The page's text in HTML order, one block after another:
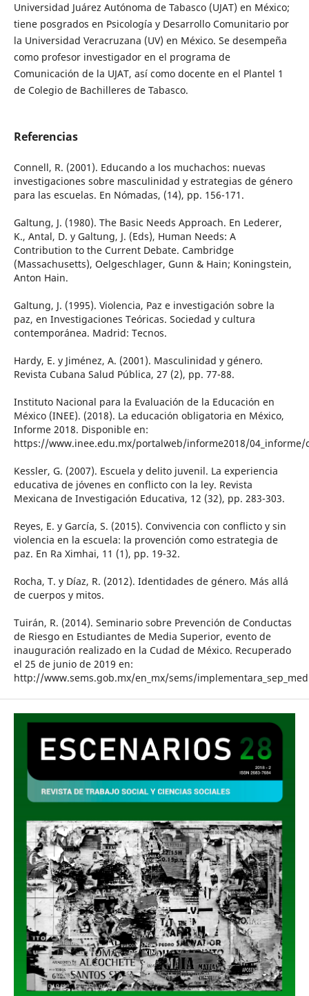
Universidad Juárez Autónoma de Tabasco (UJAT) en México;
tiene posgrados en Psicología y Desarrollo Comunitario por
la Universidad Veracruzana (UV) en México. Se desempeña
como profesor investigador en el programa de
Comunicación de la UJAT, así como docente en el Plantel 1
de Colegio de Bachilleres de Tabasco.
Referencias
Connell, R. (2001). Educando a los muchachos: nuevas
investigaciones sobre masculinidad y estrategias de género
para las escuelas. En Nómadas, (14), pp. 156-171.
Galtung, J. (1980). The Basic Needs Approach. En Lederer,
K., Antal, D. y Galtung, J. (Eds), Human Needs: A
Contribution to the Current Debate. Cambridge
(Massachusetts), Oelgeschlager, Gunn & Hain; Koningstein,
Anton Hain.
Galtung, J. (1995). Violencia, Paz e investigación sobre la
paz, en Investigaciones Teóricas. Sociedad y cultura
contemporánea. Madrid: Tecnos.
Hardy, E. y Jiménez, A. (2001). Masculinidad y género.
Revista Cubana Salud Pública, 27 (2), pp. 77-88.
Instituto Nacional para la Evaluación de la Educación en
México (INEE). (2018). La educación obligatoria en México,
Informe 2018. Disponible en:
https://www.inee.edu.mx/portalweb/informe2018/04_informe/
Kessler, G. (2007). Escuela y delito juvenil. La experiencia
educativa de jóvenes en conflicto con la ley. Revista
Mexicana de Investigación Educativa, 12 (32), pp. 283-303.
Reyes, E. y García, S. (2015). Convivencia con conflicto y sin
violencia en la escuela: la provención como estrategia de
paz. En Ra Ximhai, 11 (1), pp. 19-32.
Rocha, T. y Díaz, R. (2012). Identidades de género. Más allá
de cuerpos y mitos.
Tuirán, R. (2014). Seminario sobre Prevención de Conductas
de Riesgo en Estudiantes de Media Superior, evento de
inauguración realizado en la Cudad de México. Recuperado
el 25 de junio de 2019 en:
http://www.sems.gob.mx/en_mx/sems/